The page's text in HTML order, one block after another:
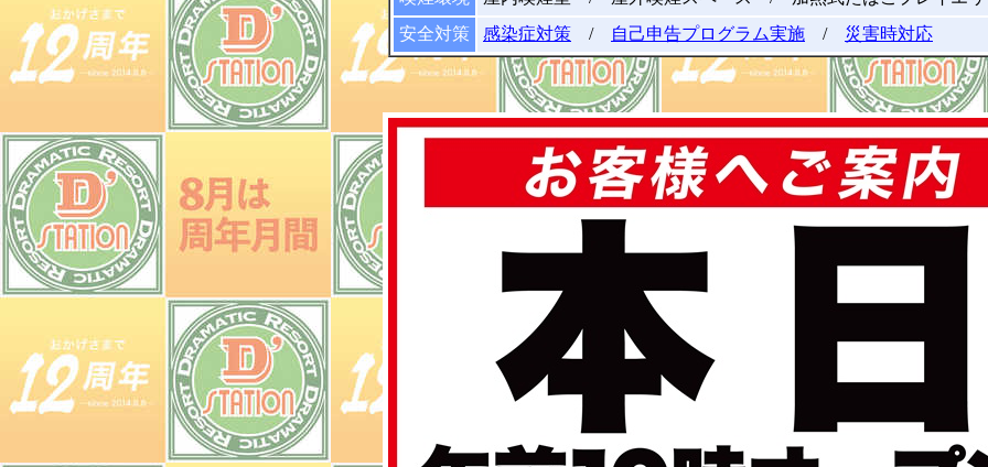
安全対策
感染症対策 / 自己申告プログラム実施 / 災害時対応